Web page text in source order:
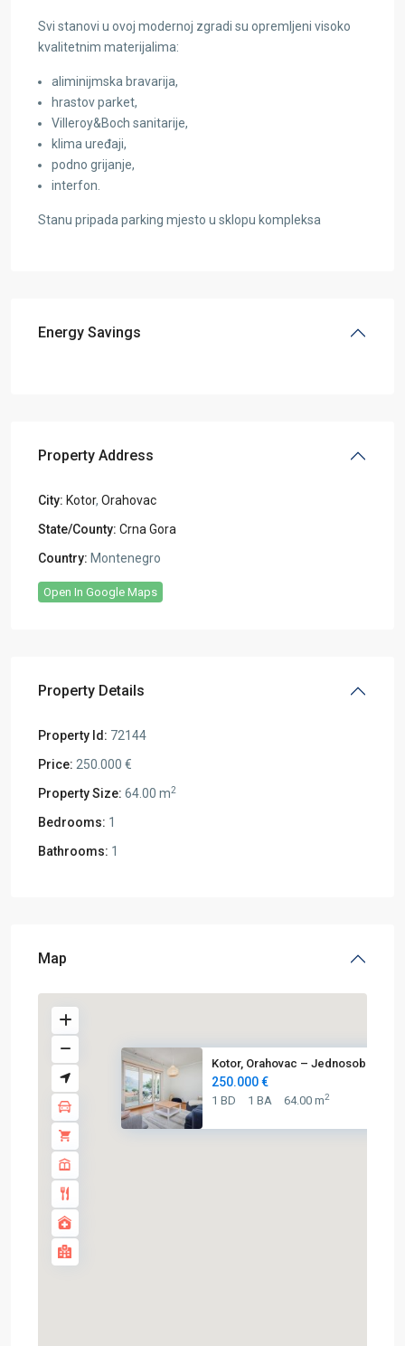
Svi stanovi u ovoj modernoj zgradi su opremljeni visoko
kvalitetnim materijalima:
aliminijmska bravarija,
hrastov parket,
Villeroy&Boch sanitarije,
klima uređaji,
podno grijanje,
interfon.
Stanu pripada parking mjesto u sklopu kompleksa
Energy Savings
Property Address
City: Kotor, Orahovac
State/County: Crna Gora
Country: Montenegro
Open In Google Maps
Property Details
Property Id: 72144
Price: 250.000 €
Property Size: 64.00 m2
Bedrooms: 1
Bathrooms: 1
Map
Kotor, Orahovac – Jednosoban s...
250.000 €
1 BD 1 BA 64.00 m2